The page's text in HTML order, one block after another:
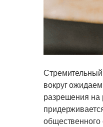
Стремительный
вокруг
разрешения на
общественного